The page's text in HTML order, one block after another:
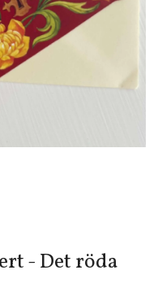
- Det röda